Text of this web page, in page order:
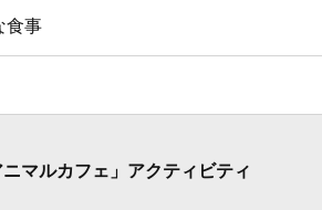
食事
マルカフェ」アクティビティ